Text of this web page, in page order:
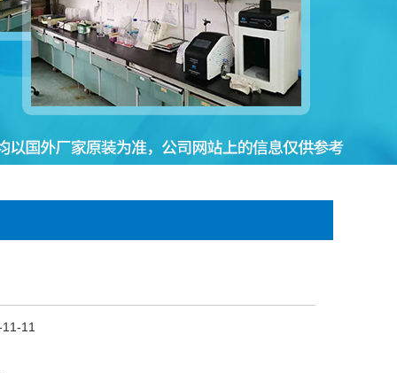
11